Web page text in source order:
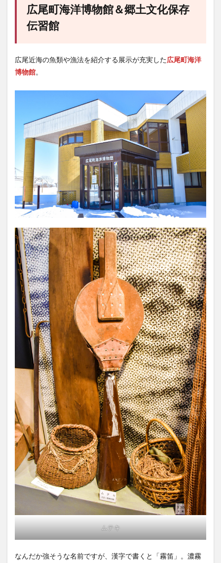
広尾町海洋博物館＆郷土文化保存
伝習館
広尾近海の魚類や漁法を紹介する展示が充実した広尾町海洋
博物館。
ムテキ
なんだか強そうな名前ですが、漢字で書くと「霧笛」。濃霧